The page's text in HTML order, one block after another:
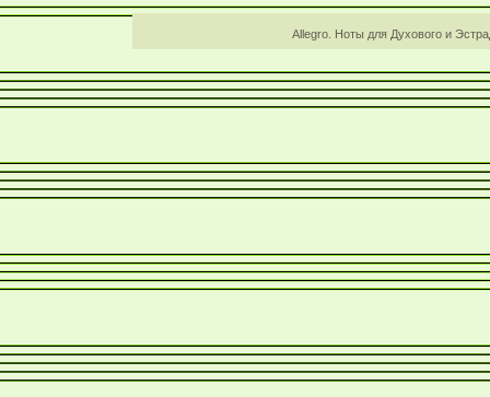
Allegro. Ноты для Духового и